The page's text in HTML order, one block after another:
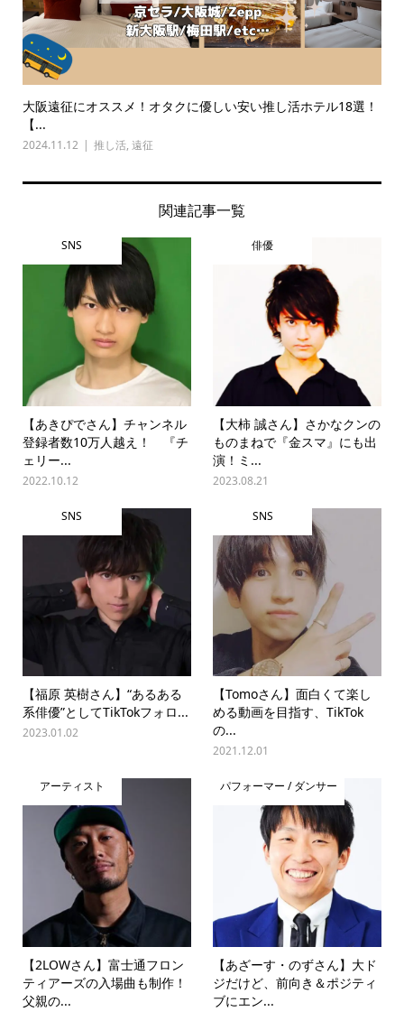
大阪遠征にオススメ！オタクに優しい安い推し活ホテル18選！
【...
2024.11.12 推し活, 遠征
関連記事一覧
SNS
【あきぴでさん】チャンネル
登録者数10万人越え！ 『チ
ェリー...
2022.10.12
俳優
【大柿 誠さん】さかなクンの
ものまねで『金スマ』にも出
演！ミ...
2023.08.21
SNS
【福原 英樹さん】“あるある
系俳優”としてTikTokフォロ...
2023.01.02
SNS
【Tomoさん】面白くて楽し
める動画を目指す、TikTok
の...
2021.12.01
アーティスト
【2LOWさん】富士通フロン
ティアーズの入場曲も制作！
父親の...
パフォーマー / ダンサー
【あざーす・のずさん】大ド
ジだけど、前向き＆ポジティ
ブにエン...